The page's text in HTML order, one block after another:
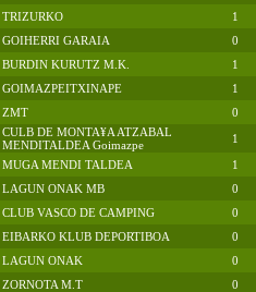
TRIZURKO 1
GOIHERRI GARAIA 0
BURDIN KURUTZ M.K. 1
GOIMAZPEITXINAPE 1
ZMT 0
CULB DE MONTA¥A ATZABAL
MENDITALDEA Goimazpe
1
MUGA MENDI TALDEA 1
LAGUN ONAK MB 0
CLUB VASCO DE CAMPING 0
EIBARKO KLUB DEPORTIBOA 0
LAGUN ONAK 0
ZORNOTA M.T 0